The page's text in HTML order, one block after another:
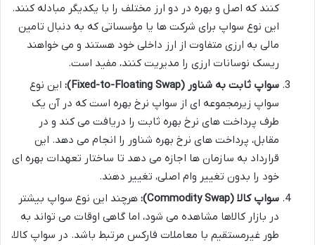
کنند که اصل و بهره در دو ارز مختلف را با یکدیگر مبادله کنند.
این نوع سواپ برای شرکت ها یا مؤسساتی که به دنبال تامین
مالی به ارزی متفاوت از ارز داخلی خود هستند و می خواهند
ریسک نوسانات ارزی را مدیریت کنند، مفید است.
سواپ ثابت به شناور (Fixed-to-Floating Swap):
این نوع
سواپ زیرمجموعه ای از سواپ نرخ بهره است که در آن یک
طرف پرداخت های نرخ بهره ثابت را دریافت می کند و در
مقابل، پرداخت های نرخ بهره شناور را انجام می دهد. این
قرارداد به سازمان ها اجازه می دهد تا ساختار تعهدات بهره ای
خود را بدون تغییر وام اصلی، تغییر دهند.
سواپ کالا (Commodity Swap):
هرچند این نوع سواپ بیشتر
در بازار کالاها مشاهده می شود، اما گاهی اوقات می تواند به
طور غیرمستقیم با معاملات فارکس مرتبط باشد. در سواپ کالا،